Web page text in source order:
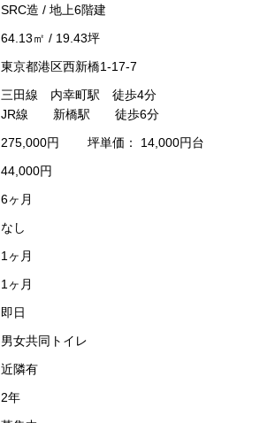
SRC造 / 地上6階建
64.13㎡ / 19.43坪
東京都港区西新橋1-17-7
三田線 内幸町駅 徒歩4分
JR線 新橋駅 徒歩6分
275,000円
坪単価： 14,000円台
44,000円
6ヶ月
なし
1ヶ月
1ヶ月
即日
男女共同トイレ
近隣有
2年